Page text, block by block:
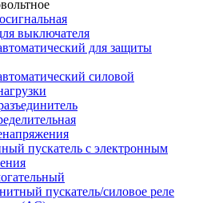
выключателя
для защиты
силовой
пускатель с электронным
пускатель/силовое реле